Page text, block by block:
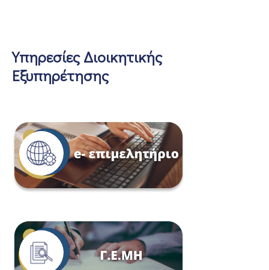
Υπηρεσίες Διοικητικής
Εξυπηρέτησης